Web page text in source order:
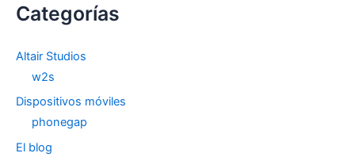
Categorías
Altair Studios
w2s
Dispositivos móviles
phonegap
El blog